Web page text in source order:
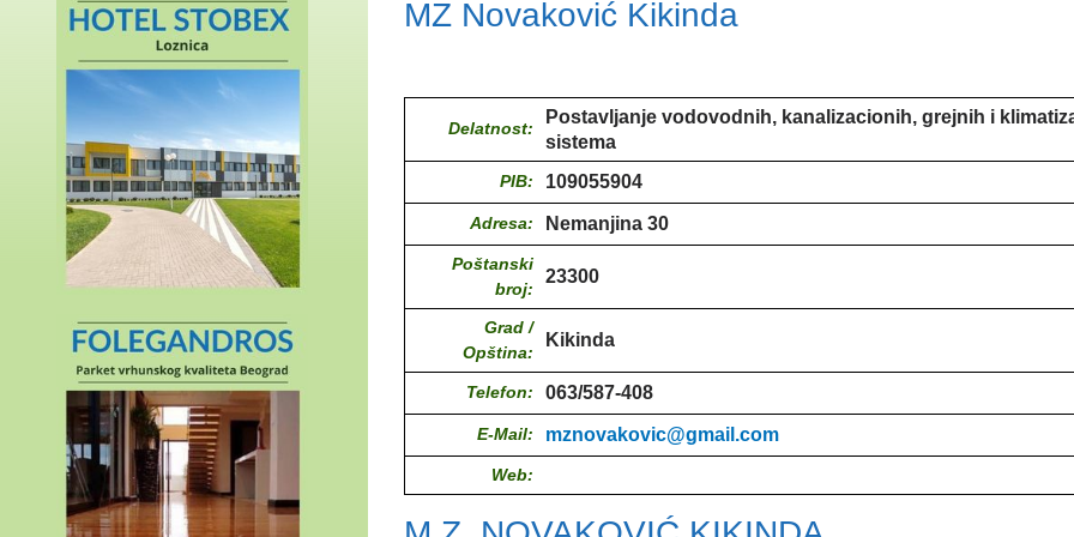
MZ Novaković Kikinda
Delatnost:
Postavljanje vodovodnih, kanalizacionih, grejnih i
sistema
PIB: 109055904
Adresa: Nemanjina 30
Poštanski
broj:
23300
Grad /
Opština:
Kikinda
Telefon: 063/587-408
E-Mail: mznovakovic@gmail.com
Web: